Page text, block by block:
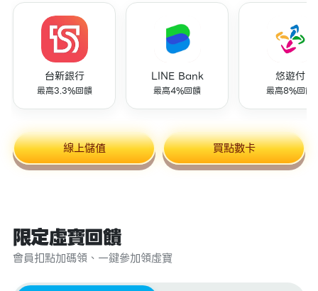
台新銀行
最高3.3%回饋
LINE Bank
最高4%回饋
悠遊付
最高8%回饋
線上儲值 買點數卡
限定虛寶回饋
會員扣點加碼領、一鍵參加領虛寶